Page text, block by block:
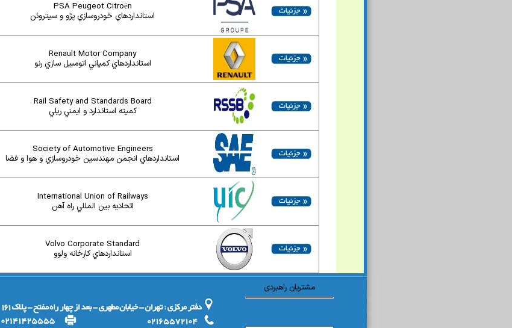
PSA Peugeot Citroën
استانداردهاي خودروسازي پژو و سيتروئن
Renault Motor Company
استانداردهاي کمپاني اتومبيل سازي رنو
Rail Safety and Standards Board
کميته استاندارد و ايمني ريلي
Society of Automotive Engineers
استانداردهاي انجمن مهندسين خودروسازي و هوا و فضا
International Union of Railways
اتحاديه بين المللي راه آهن
Volvo Corporate Standard
استانداردهاي کارخانه ولوو
مشتریان راهبردی